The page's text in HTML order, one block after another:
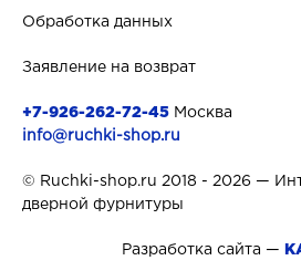
Обработка данных
Заявление на возврат
+7-926-262-72-45 Москва
info@ruchki-shop.ru
© Ruchki-shop.ru 2018 - 2026 —
дверной фурнитуры
Разработка сайта —